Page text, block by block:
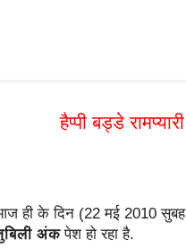
हैप्पी बड्डे
ही के दिन (22 मई 2010
अंकपेश हो रहा है.